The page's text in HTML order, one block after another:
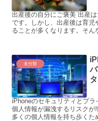
出産後の自分にご褒美 出産
です。しかし、出産後は育児
ることが多くなります。そん
未分類
iPhoneのセキュリティとプラ
個人情報が漏洩するリスクが
多くの個人情報を持ち歩くた